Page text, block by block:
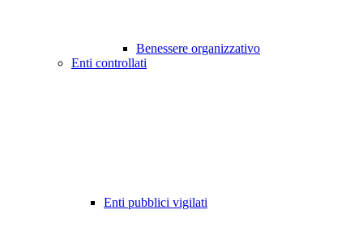
Benessere organizzativo
Enti controllati
Enti pubblici vigilati